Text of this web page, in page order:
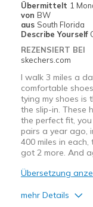
View On Shoes
Übermittelt 1
von BW
aus South Florida
Describe Yourself
REZENSIERT BEI
skechers.com
I walk 3 miles a
comfortable
tying my shoes is
the slip-in. These
the perfect fit,
pairs a year ago,
400 miles in
got 2 more. And
Übersetzung
mehr Details